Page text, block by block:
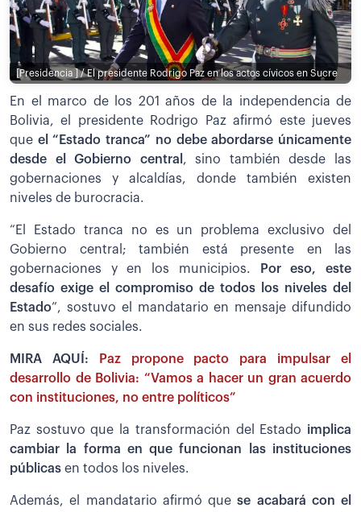
[Presidencia ] / El presidente Rodrigo Paz en los actos cívicos en Sucre
En el marco de los 201 años de la independencia de
Bolivia, el presidente Rodrigo Paz afirmó este jueves
que el “Estado tranca” no debe abordarse únicamente
desde el Gobierno central , sino también desde las
gobernaciones y alcaldías, donde también existen
niveles de burocracia.
“El Estado tranca no es un problema exclusivo del
Gobierno central; también está presente en las
gobernaciones y en los municipios.
Por eso, este
desafío exige el compromiso de todos los niveles del
Estado”, sostuvo el mandatario en mensaje difundido
en sus redes sociales.
MIRA AQUÍ:
Paz propone pacto para impulsar el
desarrollo de Bolivia: “Vamos a hacer un gran acuerdo
con instituciones, no entre políticos”
Paz sostuvo que la transformación del Estado implica
cambiar la forma en que funcionan las instituciones
públicas en todos los niveles.
Además, el mandatario afirmó quese acabará con el